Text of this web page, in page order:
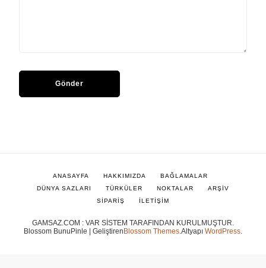
GAMSAZ.COM : VAR SİSTEM TARAFINDAN KURULMUŞTUR.
Blossom BunuPinle | Geliştiren Blossom Themes .Altyapı WordPress
ANASAYFA HAKKIMIZDA
BAĞLAMALAR
DÜNYA SAZLARI
TÜRKÜLER NOKTALAR
ARŞİV
SİPARİŞ
İLETİŞİM